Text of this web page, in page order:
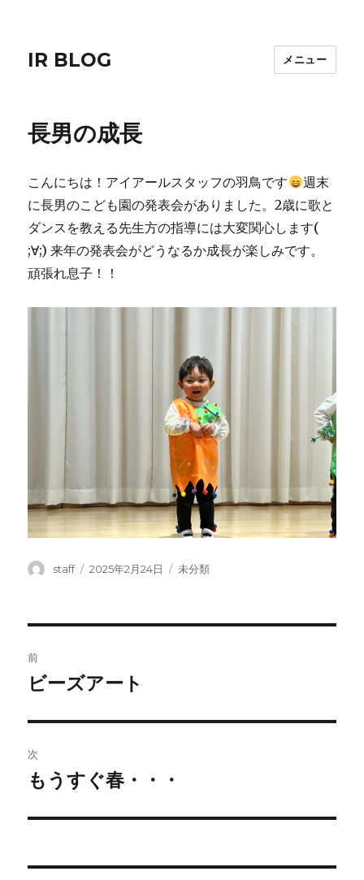
IR BLOG メニュー
長男の成長
こんにちは！アイアールスタッフの羽鳥です
週末
に長男のこども園の発表会がありました。2歳に歌と
ダンスを教える先生方の指導には大変関心します(
;∀;) 来年の発表会がどうなるか成長が楽しみです。
頑張れ息子！！
投
staff
投
2025年2月24日
カ
未分類
稿
ビ
ゲ
ー
前
前
投
稿:
ビーズアート
次
次
投
もうすぐ春・・・